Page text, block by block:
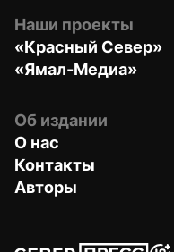
Наши проекты
«Красный Север»
«Ямал-Медиа»
Об издании
О нас
Контакты
Авторы